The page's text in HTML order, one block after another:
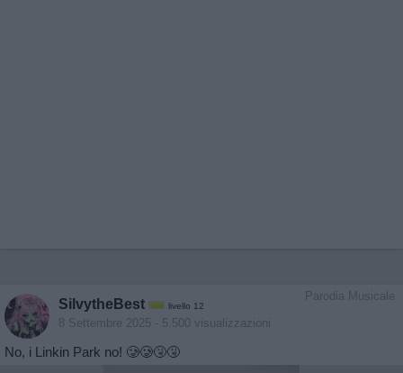
Parodia Musicale
SilvytheBest livello 12
8 Settembre 2025 - 5.500 visualizzazioni
No, i Linkin Park no! 🥲🥲🤧🤧